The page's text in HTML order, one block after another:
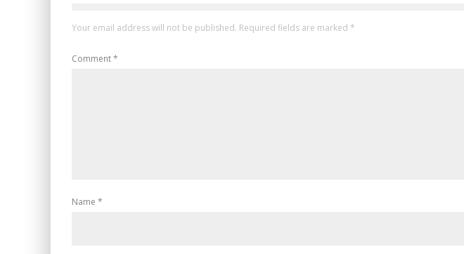
Your email address will not be published. Required fields are marked *
Comment*
Name *